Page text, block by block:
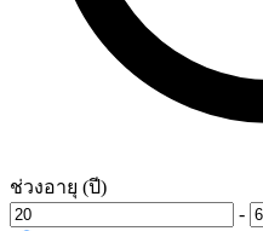
ช่วงอายุ (ปี)
-